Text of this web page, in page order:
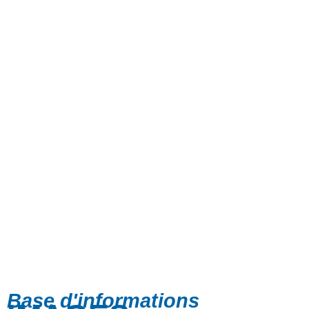
Base d'informations